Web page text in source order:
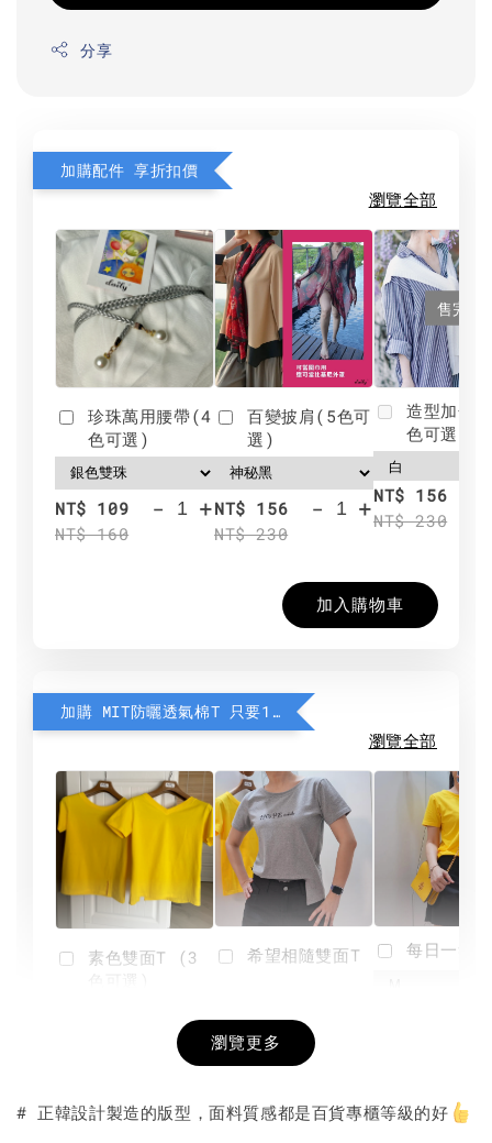
分享
加購配件 享折扣價
瀏覽全部
珍珠萬用腰帶(4
色可選)
NT$ 109
NT$ 160
- +
百變披肩(5色可
選)
NT$ 156
NT$ 230
- +
售完
造型加分
色可選)
NT$ 156
NT$ 230
加入購物車
加購 MIT防曬透氣棉T 只要190元
瀏覽全部
素色雙面T (3
+
希望相隨雙面T
NT$ 190
-
每日一笑
瀏覽更多
# 正韓設計製造的版型，面料質感都是百貨專櫃等級的好